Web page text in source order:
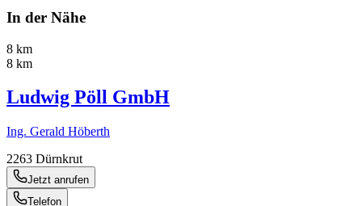
In der Nähe
8 km
8 km
Ludwig Pöll GmbH
Ing. Gerald Höberth
2263 Dürnkrut
Jetzt anrufen
Telefon